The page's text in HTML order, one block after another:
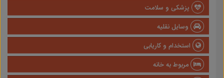
پزشکی و سلامت
وسایل نقلیه
استخدام و کاریابی
مربوط به خانه